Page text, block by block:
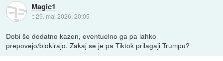
Magic1
::29. maj 2026, 20:05
Dobi še dodatno kazen, eventuelno ga pa lahko
prepovejo/blokirajo. Zakaj se je pa Tiktok prilagaji Trumpu?